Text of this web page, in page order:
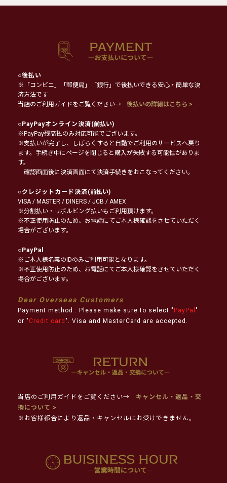
○後払い
※「コンビニ」「郵便局」「銀行」で後払いできる安心・簡単な決
済方法です
当店のご利用ガイドをご覧ください→
後払いの詳細はこちら >
○PayPayオンライン決済(前払い)
※PayPay残高払のみ対応可能でございます。
※支払いが完了し、しばらくすると自動でご利用のサービスへ戻り
ます。手続き中にページを閉じると購入が失敗する可能性がありま
す。
確認画面後に決済画面にて決済手続きをおこなってください。
○クレジットカード決済(前払い)
VISA / MASTER / DINERS / JCB / AMEX
※分割払い・リボルビング払いもご利用頂けます。
※不正使用防止のため、お電話にてご本人様確認をさせていただく
場合がございます。
○PayPal
※ご本人様名義のIDのみご利用可能となります。
※不正使用防止のため、お電話にてご本人様確認をさせていただく
場合がございます。
Dear Overseas Customers
Payment method : Please make sure to select " PayPal "
or " Credit card ". Visa and MasterCard are accepted.
当店のご利用ガイドをご覧ください→
キャンセル・返品・交
換について >
※お客様都合により返品・キャンセルはお受けできません。